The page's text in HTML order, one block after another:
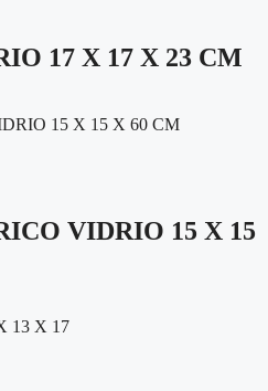
17 X 17 X 23 CM
VIDRIO 15 X 15